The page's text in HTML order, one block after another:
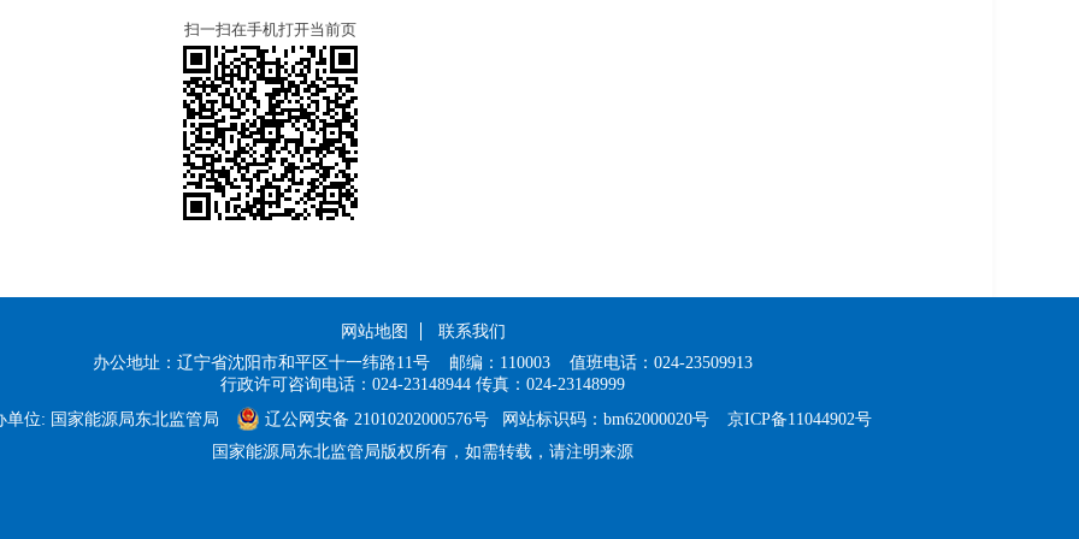
扫一扫在手机打开当前页
网站地图
联系我们
办公地址：辽宁省沈阳市和平区十一纬路11号
邮编：110003
值班电话：024-23509913
行政许可咨询电话：024-23148944 传真：024-23148999
单位: 国家能源局东北监管局
辽公网安备 21010202000576号 网站标识码：bm62000020号
京ICP备11044902号
国家能源局东北监管局版权所有，如需转载，请注明来源